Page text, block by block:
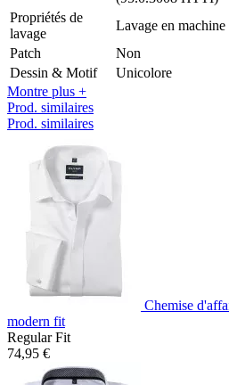
Propriétés de
lavage
Lavage en machine
Patch
Non
Dessin & Motif
Unicolore
Montre plus +
Prod. similaires
Prod. similaires
Chemise
modern fit
Regular Fit
74,95 €